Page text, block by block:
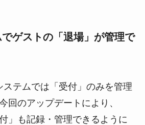
ゲストの「退場」が管理で
ステムでは「受付」のみを管理
回のアップデートにより、
」も記録・管理できるように